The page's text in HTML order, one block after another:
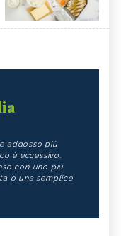
addosso più
è eccessivo.
con uno più
o una semplice